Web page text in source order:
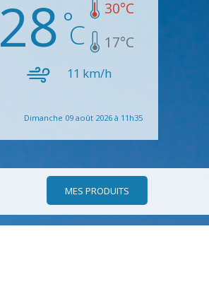
28 30°C
17°C
11 km/h
Dimanche 09 août 2026 à 11h35
MES PRODUITS